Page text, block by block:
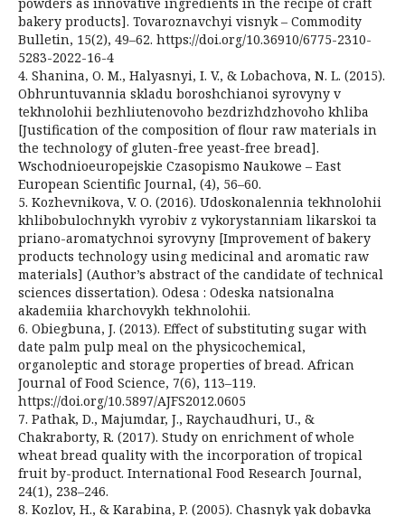
bakery products]. Tovaroznavchyi visnyk – Commodity
Bulletin, 15(2), 49–62. https://doi.org/10.36910/6775-2310-
5283-2022-16-4
4. Shanina, O. M., Halyasnyi, I. V., & Lobachova, N. L. (2015).
Obhruntuvannia skladu boroshchianoi syrovyny v
tekhnolohii bezhliutenovoho bezdrizhdzhovoho khliba
[Justification of the composition of flour raw materials in
the technology of gluten-free yeast-free bread].
Wschodnioeuropejskie Czasopismo Naukowe – East
European Scientific Journal, (4), 56–60.
5. Kozhevnikova, V. O. (2016). Udoskonalennia tekhnolohii
khlibobulochnykh vyrobiv z vykorystanniam likarskoi ta
priano-aromatychnoi syrovyny [Improvement of bakery
products technology using medicinal and aromatic raw
materials] (Author’s abstract of the candidate of technical
sciences dissertation). Odesa : Odeska natsionalna
akademiia kharchovykh tekhnolohii.
6. Obiegbuna, J. (2013). Effect of substituting sugar with
date palm pulp meal on the physicochemical,
organoleptic and storage properties of bread. African
Journal of Food Science, 7(6), 113–119.
https://doi.org/10.5897/AJFS2012.0605
7. Pathak, D., Majumdar, J., Raychaudhuri, U., &
Chakraborty, R. (2017). Study on enrichment of whole
wheat bread quality with the incorporation of tropical
fruit by-product. International Food Research Journal,
24(1), 238–246.
8. Kozlov, H., & Karabina, P. (2005). Chasnyk yak dobavka